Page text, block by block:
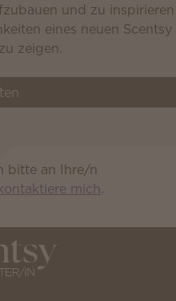
und zu inspirieren
eines neuen Scentsy
zeigen.
bitte an Ihre/n
mich.